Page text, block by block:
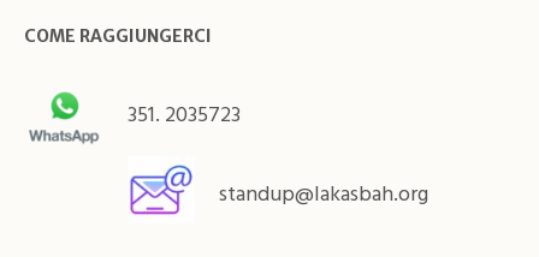
COME RAGGIUNGERCI
351. 2035723
standup@lakasbah.org